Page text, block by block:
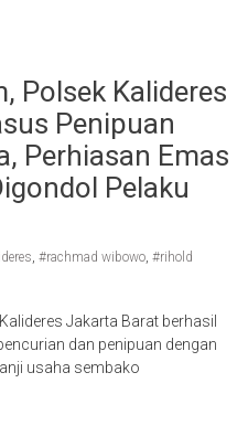
Polsek Kalideres
Penipuan
Perhiasan Emas
Pelaku
,#rachmad wibowo ,#rihold
Jakarta Barat berhasil
dan penipuan dengan
usaha sembako